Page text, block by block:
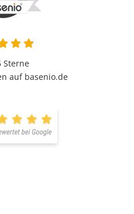
4.9 von 5
Sterne
auf basenio.de
öffnet in neuem Fenster